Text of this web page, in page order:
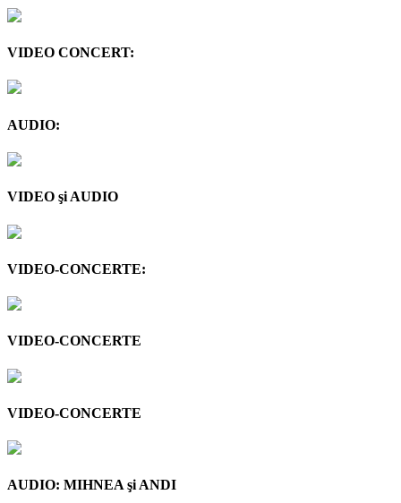
VIDEO CONCERT:
AUDIO:
VIDEO şi AUDIO
VIDEO-CONCERTE:
VIDEO-CONCERTE
VIDEO-CONCERTE
AUDIO: MIHNEA şi ANDI